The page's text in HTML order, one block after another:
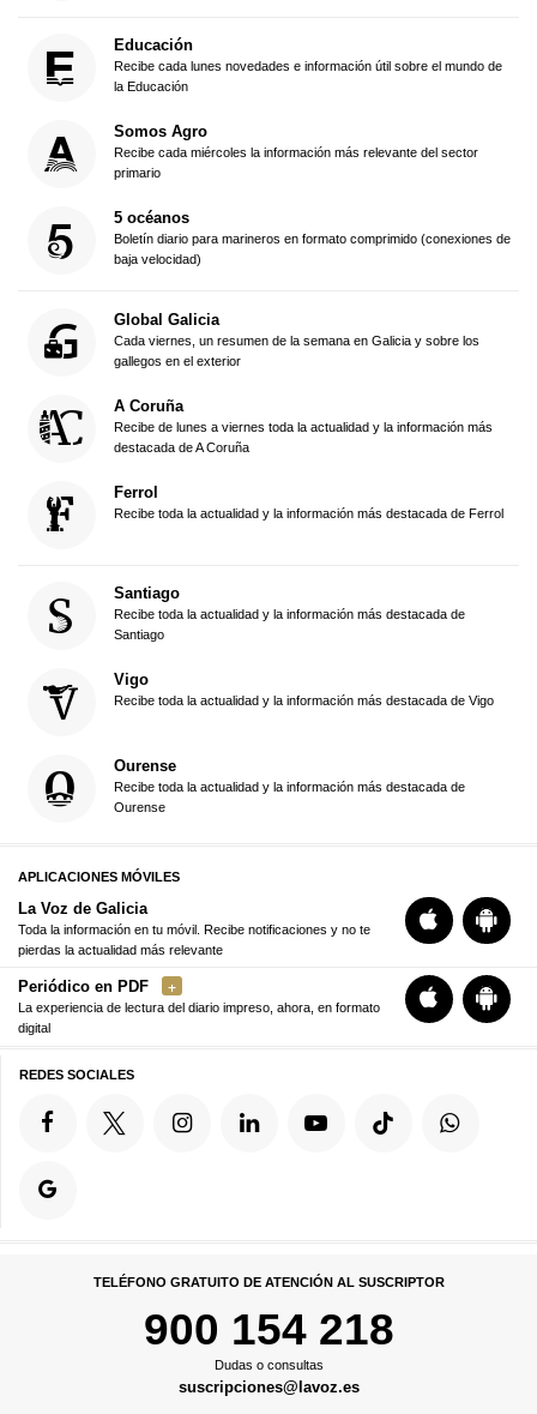
Educación
Recibe cada lunes novedades e información útil sobre el mundo de
la Educación
Somos Agro
Recibe cada miércoles la información más relevante del sector
primario
5 océanos
Boletín diario para marineros en formato comprimido (conexiones de
baja velocidad)
Global Galicia
Cada viernes, un resumen de la semana en Galicia y sobre los
gallegos en el exterior
A Coruña
Recibe de lunes a viernes toda la actualidad y la información más
destacada de A Coruña
Ferrol
Recibe toda la actualidad y la información más destacada de Ferrol
Santiago
Recibe toda la actualidad y la información más destacada de
Santiago
Vigo
Recibe toda la actualidad y la información más destacada de Vigo
Ourense
Recibe toda la actualidad y la información más destacada de
Ourense
APLICACIONES MÓVILES
La Voz de Galicia
Toda la información en tu móvil. Recibe notificaciones y no te
pierdas la actualidad más relevante
Periódico en PDF
La experiencia de lectura del diario impreso, ahora, en formato
digital
REDES SOCIALES
TELÉFONO GRATUITO DE ATENCIÓN AL SUSCRIPTOR
900 154 218
Dudas o consultas
suscripciones@lavoz.es